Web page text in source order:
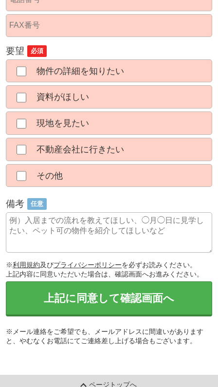
要望 必須
物件の詳細を知りたい
資料がほしい
現地を見たい
不動産会社に行きたい
その他
備考 任意
※利用規約及びプライバシーポリシーを必ずお読みください。
上記内容に同意いただいた場合は、確認画面へお進みください。
上記に同意して確認画面へ
※メール連絡をご希望でも、メールアドレスに間違いがあります
と、やむなくお電話にてご連絡差し上げる場合もございます。
ページトップへ